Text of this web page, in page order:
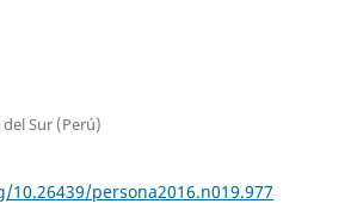
Sur (Perú)
persona2016.n019.977